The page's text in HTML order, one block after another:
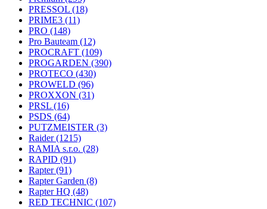
PRESSOL (18)
PRIME3 (11)
PRO (148)
Pro Bauteam (12)
PROCRAFT (109)
PROGARDEN (390)
PROTECO (430)
PROWELD (96)
PROXXON (31)
PRSL (16)
PSDS (64)
PUTZMEISTER (3)
Raider(1215)
RAMIA s.r.o. (28)
RAPID (91)
Rapter(91)
Rapter Garden (8)
Rapter HQ (48)
RED TECHNIC (107)